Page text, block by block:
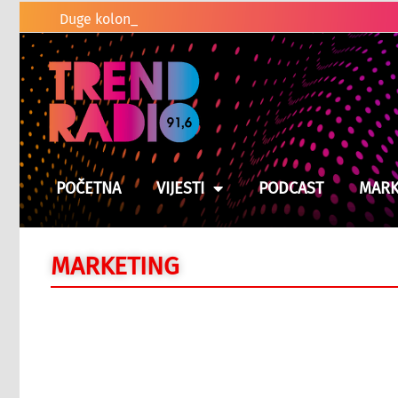
Duge kolone vozila na graničnim p
POČETNA VIJESTI PODCAST
MARKETING